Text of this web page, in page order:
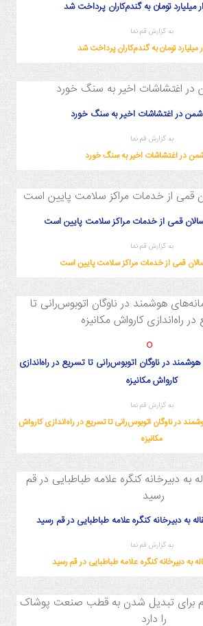
به گزارش قم نما
در اغتشاشات اخیر به سنگ خورد
به گزارش قم نما
در اغتشاشات اخیر به سنگ خورد
قمی از خدمات مراکز سلامت پایین است
به گزارش قم نما
قمی از خدمات مراکز سلامت پایین است
هوشمند در ناوگان اتوبوس‌رانی تا تسریع در راه‌اندازی
کارواش مکانیزه
به گزارش قم نما
در ناوگان اتوبوس‌رانی تا تسریع در راه‌اندازی کارواش
مکانیزه
به گزارش قم نما